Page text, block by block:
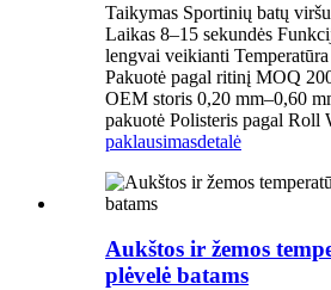
Taikymas Sportinių batų
Laikas 8–15 sekundės
lengvai veikianti
Pakuotė pagal ritinį MOQ
OEM storis 0,20 mm–0,60
pakuotė Polisteris pagal Roll
paklausimasdetalė
Aukštos ir žemos
plėvelė batams